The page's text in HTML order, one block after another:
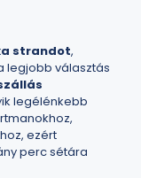
strandot,
legjobb választás
legélénkebb
ezért
perc sétára